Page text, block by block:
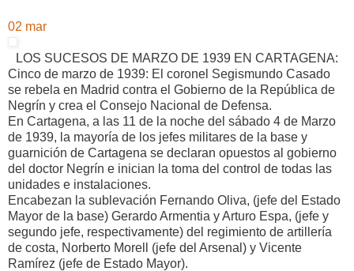
02 mar
LOS SUCESOS DE MARZO DE 1939 EN CARTAGENA:
Cinco de marzo de 1939: El coronel Segismundo Casado
se rebela en Madrid contra el Gobierno de la República de
Negrín y crea el Consejo Nacional de Defensa.
En Cartagena, a las 11 de la noche del sábado 4 de Marzo
de 1939, la mayoría de los jefes militares de la base y
guarnición de Cartagena se declaran opuestos al gobierno
del doctor Negrín e inician la toma del control de todas las
unidades e instalaciones.
Encabezan la sublevación Fernando Oliva, (jefe del Estado
Mayor de la base) Gerardo Armentia y Arturo Espa, (jefe y
segundo jefe, respectivamente) del regimiento de artillería
de costa, Norberto Morell (jefe del Arsenal) y Vicente
Ramírez (jefe de Estado Mayor).